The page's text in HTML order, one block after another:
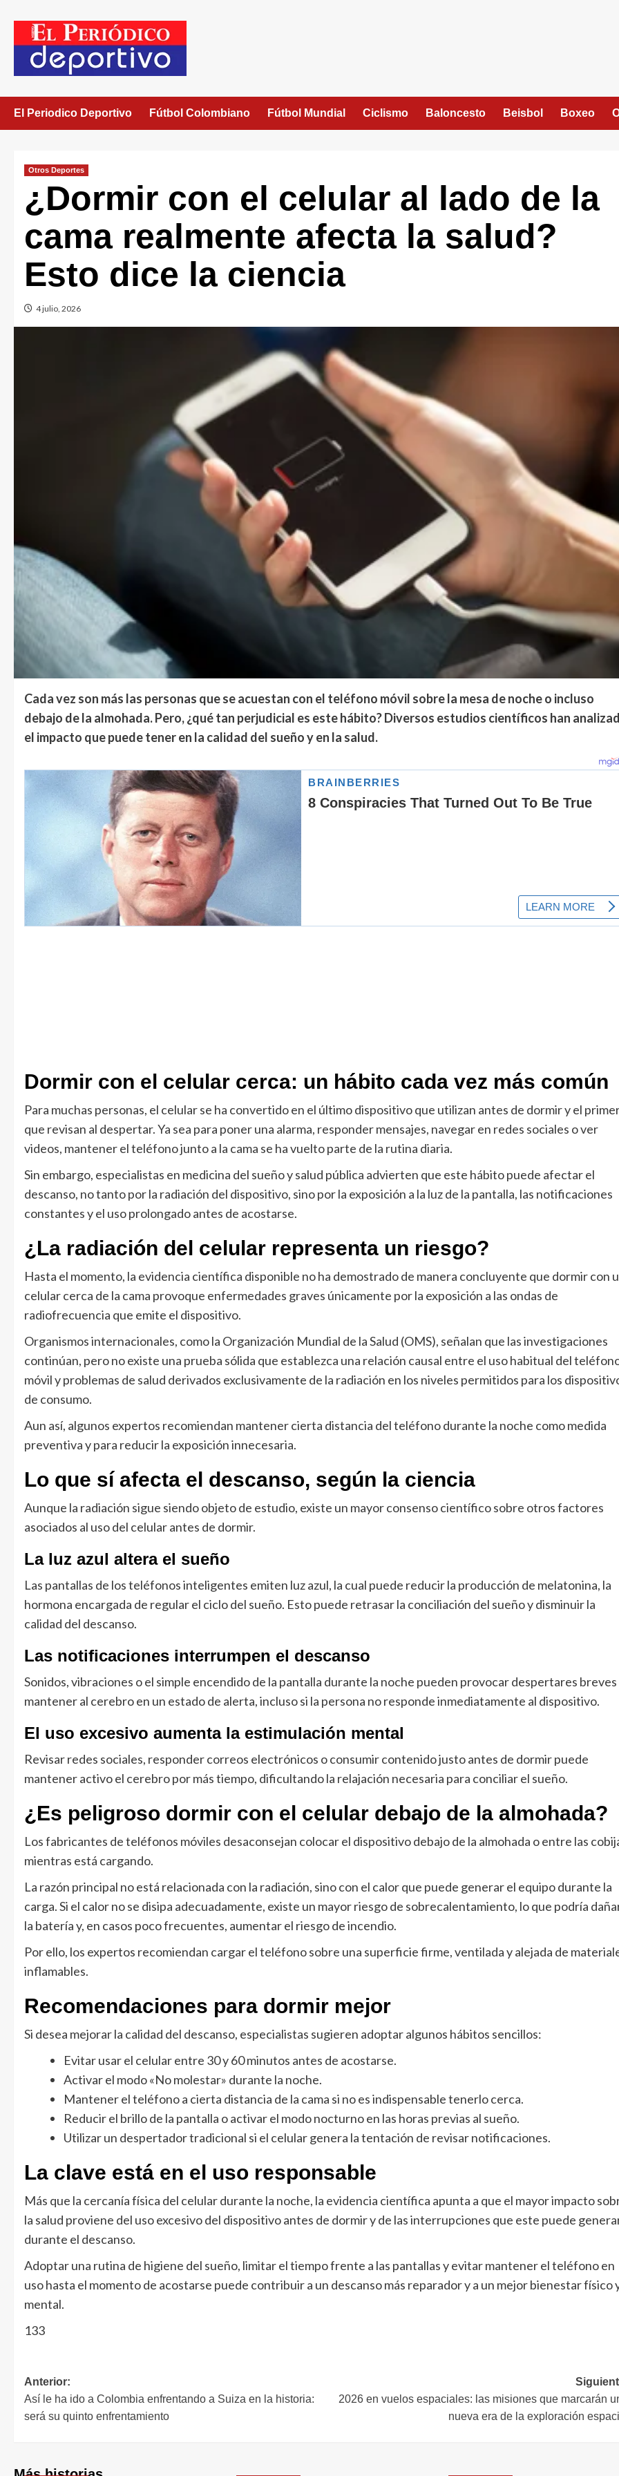
El Periodico Deportivo Fútbol Colombiano Fútbol Mundial Ciclismo Baloncesto Beisbol Boxeo
Otros Deportes
¿Dormir con el celular al lado de la
cama realmente afecta la salud?
Esto dice la ciencia
4 julio, 2026
Cada vez son más las personas que se acuestan con el teléfono móvil sobre la mesa de noche o incluso
debajo de la almohada. Pero, ¿qué tan perjudicial es este hábito? Diversos estudios científicos han
el impacto que puede tener en la calidad del sueño y en la salud.
Dormir con el celular cerca: un hábito cada vez más común
Para muchas personas, el celular se ha convertido en el último dispositivo que utilizan antes de dormir y el
que revisan al despertar. Ya sea para poner una alarma, responder mensajes, navegar en redes sociales o ver
videos, mantener el teléfono junto a la cama se ha vuelto parte de la rutina diaria.
Sin embargo, especialistas en medicina del sueño y salud pública advierten que este hábito puede afectar el
descanso, no tanto por la radiación del dispositivo, sino por la exposición a la luz de la pantalla, las notificaciones
constantes y el uso prolongado antes de acostarse.
¿La radiación del celular representa un riesgo?
Hasta el momento, la evidencia científica disponible no ha demostrado de manera concluyente que dormir con
celular cerca de la cama provoque enfermedades graves únicamente por la exposición a las ondas de
radiofrecuencia que emite el dispositivo.
Organismos internacionales, como la Organización Mundial de la Salud (OMS), señalan que las investigaciones
continúan, pero no existe una prueba sólida que establezca una relación causal entre el uso habitual del
móvil y problemas de salud derivados exclusivamente de la radiación en los niveles permitidos para los
de consumo.
Aun así, algunos expertos recomiendan mantener cierta distancia del teléfono durante la noche como medida
preventiva y para reducir la exposición innecesaria.
Lo que sí afecta el descanso, según la ciencia
Aunque la radiación sigue siendo objeto de estudio, existe un mayor consenso científico sobre otros factores
asociados al uso del celular antes de dormir.
La luz azul altera el sueño
Las pantallas de los teléfonos inteligentes emiten luz azul, la cual puede reducir la producción de melatonina, la
hormona encargada de regular el ciclo del sueño. Esto puede retrasar la conciliación del sueño y disminuir la
calidad del descanso.
Las notificaciones interrumpen el descanso
Sonidos, vibraciones o el simple encendido de la pantalla durante la noche pueden provocar despertares breves
mantener al cerebro en un estado de alerta, incluso si la persona no responde inmediatamente al dispositivo.
El uso excesivo aumenta la estimulación mental
Revisar redes sociales, responder correos electrónicos o consumir contenido justo antes de dormir puede
mantener activo el cerebro por más tiempo, dificultando la relajación necesaria para conciliar el sueño.
¿Es peligroso dormir con el celular debajo de la almohada?
Los fabricantes de teléfonos móviles desaconsejan colocar el dispositivo debajo de la almohada o entre las
mientras está cargando.
La razón principal no está relacionada con la radiación, sino con el calor que puede generar el equipo durante la
carga. Si el calor no se disipa adecuadamente, existe un mayor riesgo de sobrecalentamiento, lo que podría
la batería y, en casos poco frecuentes, aumentar el riesgo de incendio.
Por ello, los expertos recomiendan cargar el teléfono sobre una superficie firme, ventilada y alejada de
inflamables.
Recomendaciones para dormir mejor
Si desea mejorar la calidad del descanso, especialistas sugieren adoptar algunos hábitos sencillos:
Evitar usar el celular entre 30 y 60 minutos antes de acostarse.
Activar el modo «No molestar» durante la noche.
Mantener el teléfono a cierta distancia de la cama si no es indispensable tenerlo cerca.
Reducir el brillo de la pantalla o activar el modo nocturno en las horas previas al sueño.
Utilizar un despertador tradicional si el celular genera la tentación de revisar notificaciones.
La clave está en el uso responsable
Más que la cercanía física del celular durante la noche, la evidencia científica apunta a que el mayor impacto
la salud proviene del uso excesivo del dispositivo antes de dormir y de las interrupciones que este puede
durante el descanso.
Adoptar una rutina de higiene del sueño, limitar el tiempo frente a las pantallas y evitar mantener el teléfono en
uso hasta el momento de acostarse puede contribuir a un descanso más reparador y a un mejor bienestar físico
mental.
133
Anterior:
Así le ha ido a Colombia enfrentando a Suiza en la historia:
será su quinto enfrentamiento
2026 en vuelos espaciales: las misiones que marcarán
nueva era de la exploración